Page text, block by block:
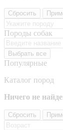
Сбросить
Породы собак
Выбрать все
Популярные
Каталог пород
Ничего не
Сбросить